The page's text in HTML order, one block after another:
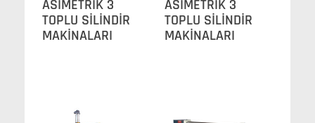
ASİMETRİK 3
TOPLU SİLİNDİR
MAKİNALARI
ASİMETRİK 3
TOPLU SİLİNDİR
MAKİNALARI